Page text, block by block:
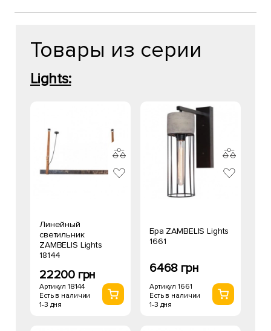
Товары из серии
Lights:
Линейный
светильник
ZAMBELIS Lights
18144
22200 грн
Артикул 18144
Есть в наличии
1-3 дня
Бра ZAMBELIS Lights
1661
6468 грн
Артикул 1661
Есть в наличии
1-3 дня